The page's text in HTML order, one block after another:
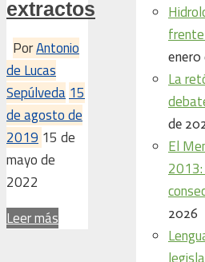
extractos
PorAntonio
de Lucas
Sepúlveda 15
de agosto de
2019 15 de
mayo de
2022
Leer más
enero
La
de
El
2013:
2026